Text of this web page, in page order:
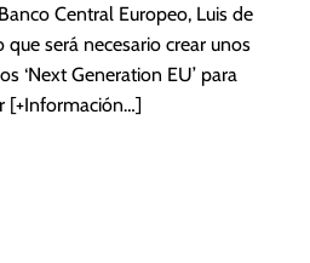
Central Europeo, Luis de
que será necesario crear unos
‘Next Generation EU’ para
[+Información…]